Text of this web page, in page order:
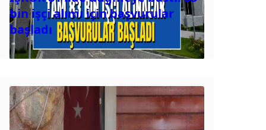
bin işçi alımı için başvurular
başladı